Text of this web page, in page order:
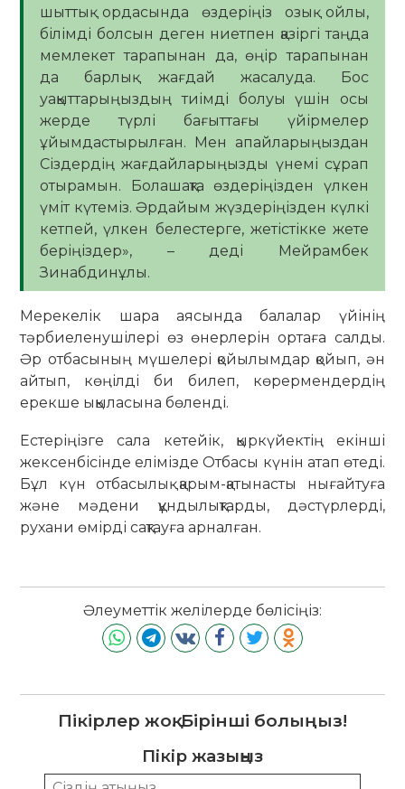
шыттық ордасында өздеріңіз озық ойлы,
білімді болсын деген ниетпен қазіргі таңда
мемлекет тарапынан да, өңір тарапынан
да барлық жағдай жасалуда. Бос
уақыттарыңыздың тиімді болуы үшін осы
жерде түрлі бағыттағы үйірмелер
ұйымдастырылған. Мен апайларыңыздан
Сіздердің жағдайларыңызды үнемі сұрап
отырамын. Болашақта өздеріңізден үлкен
үміт күтеміз. Әрдайым жүздеріңізден күлкі
кетпей, үлкен белестерге, жетістікке жете
беріңіздер», – деді Мейрамбек
Зинабдинұлы.
Мерекелік шара аясында балалар үйінің
тәрбиеленушілері өз өнерлерін ортаға салды.
Әр отбасының мүшелері қойылымдар қойып, ән
айтып, көңілді би билеп, көрермендердің
ерекше ықыласына бөленді.
Естеріңізге сала кетейік, қыркүйектің екінші
жексенбісінде елімізде Отбасы күнін атап өтеді.
Бұл күн отбасылық қарым-қатынасты нығайтуға
және мәдени құндылықтарды, дәстүрлерді,
рухани өмірді сақтауға арналған.
Әлеуметтік желілерде бөлісіңіз:
Пікірлер жоқ. Бірінші болыңыз!
Пікір жазыңыз